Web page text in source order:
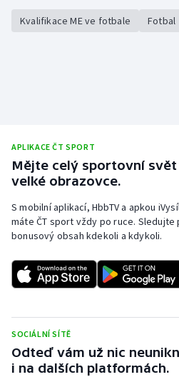
Sportovní střelba
Vodní slalom
Ostatní
Kvalifikace ME ve fotbale Fotbal
APLIKACE ČT SPORT
Mějte celý sportovní svět
velké obrazovce.
S mobilní aplikací, HbbTV a apkou
máte ČT sport vždy po ruce. Sledujte
bonusový obsah kdekoli a kdykoli.
SOCIÁLNÍ SÍTĚ
Odteď vám už nic
i na dalších platformách.